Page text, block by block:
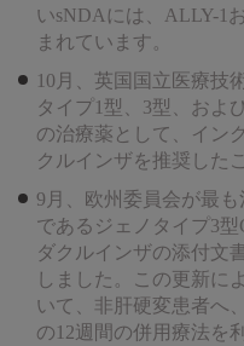
いsNDAには、ALLY-1
まれています。
10月、英国国立医療技
タイプ1型、3型、およ
の治療薬として、イン
クルインザを推奨した
9月、欧州委員会が最
であるジェノタイプ3型
ダクルインザの添付文
しました。この更新に
いて、非肝硬変患者へ
の12週間の併用療法を